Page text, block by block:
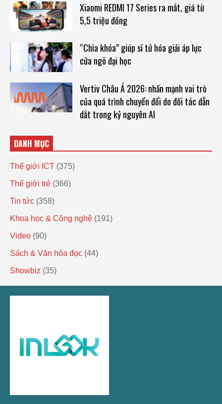
Xiaomi REDMI 17 Series ra mắt, giá từ
5,5 triệu đồng
“Chìa khóa” giúp sĩ tử hóa giải áp lực
cửa ngõ đại học
Vertiv Châu Á 2026: nhấn mạnh vai trò
của quá trình chuyển đổi do đối tác dẫn
dắt trong kỷ nguyên AI
DANH MỤC
Thế giới ICT (375)
Thế giới trẻ (366)
Tin tức (358)
Khoa học & Công nghệ (191)
Video (90)
Sách & Văn hóa đọc (44)
Showbiz (35)